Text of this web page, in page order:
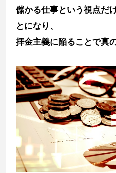
儲かる仕事という視点だ
とになり、
拝金主義に陥ることで真